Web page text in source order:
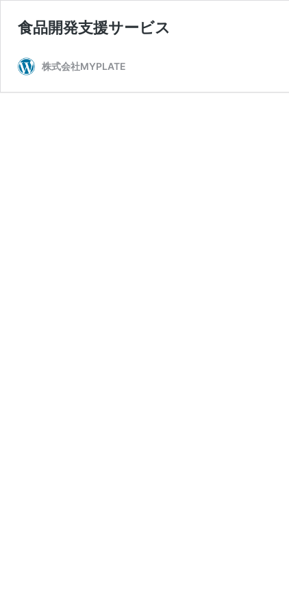
食品開発支援サービス
株式会社MYPLATE